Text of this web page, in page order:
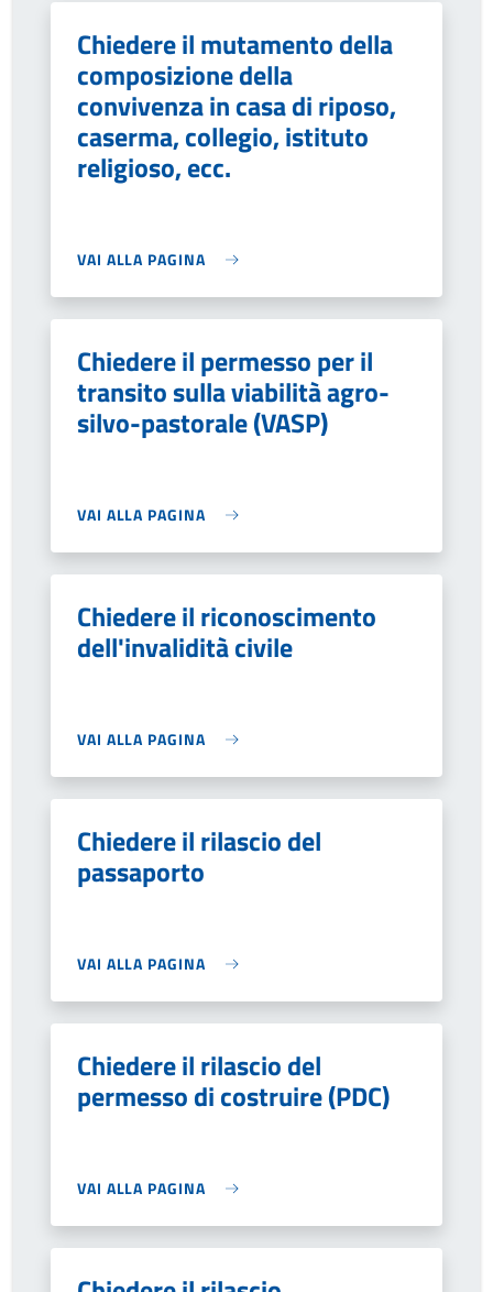
Chiedere il mutamento della
composizione della
convivenza in casa di riposo,
caserma, collegio, istituto
religioso, ecc.
VAI ALLA PAGINA
Chiedere il permesso per il
transito sulla viabilità agro-
silvo-pastorale (VASP)
VAI ALLA PAGINA
Chiedere il riconoscimento
dell'invalidità civile
VAI ALLA PAGINA
Chiedere il rilascio del
passaporto
VAI ALLA PAGINA
Chiedere il rilascio del
permesso di costruire (PDC)
VAI ALLA PAGINA